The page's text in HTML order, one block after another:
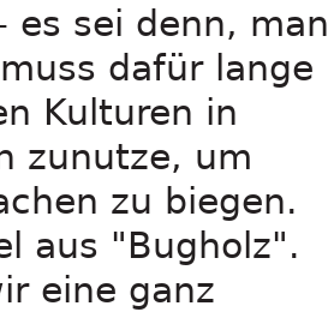
es sei denn, man
dafür lange
Kulturen in
zunutze, um
zu biegen.
aus "Bugholz".
eine ganz